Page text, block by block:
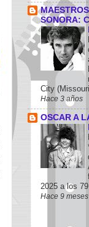
SONORA:
City
Hace 3 años
OSCAR A
2025 a los 79
Hace 9 meses